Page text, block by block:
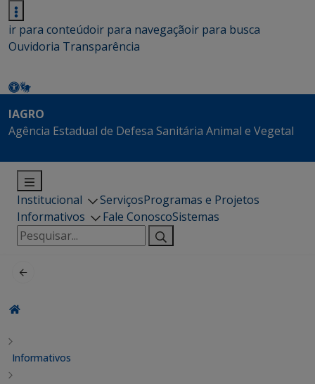
ir para conteúdoir para navegaçãoir para busca
Ouvidoria Transparência
IAGRO
Agência Estadual de Defesa Sanitária Animal e Vegetal
Institucional ServiçosProgramas e Projetos
Informativos
Fale ConoscoSistemas
Pesquisar
por:
Informativos